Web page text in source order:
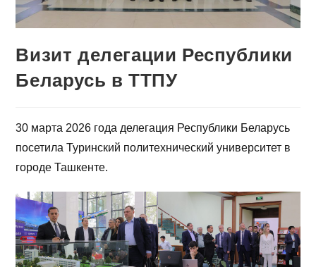
Визит делегации Республики
Беларусь в ТТПУ
30 марта 2026 года делегация Республики Беларусь
посетила Туринский политехнический университет в
городе Ташкенте.